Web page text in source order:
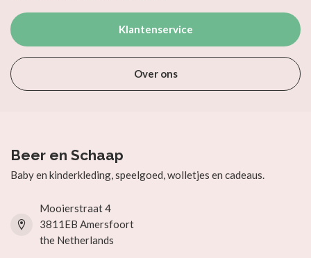
Klantenservice
Over ons
Beer en Schaap
Baby en kinderkleding, speelgoed, wolletjes en cadeaus.
Mooierstraat 4
3811EB Amersfoort
the Netherlands